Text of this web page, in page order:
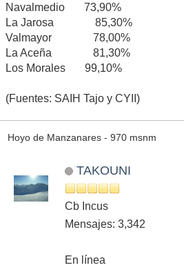
Navalmedio 73,90%
La Jarosa 85,30%
Valmayor 78,00%
La Aceña 81,30%
Los Morales 99,10%
(Fuentes: SAIH Tajo y CYII)
Hoyo de Manzanares - 970 msnm
TAKOUNI
Cb Incus
Mensajes: 3,342
En línea